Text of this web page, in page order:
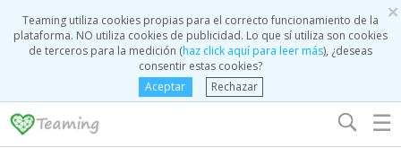
×
Teaming utiliza cookies propias para el correcto funcionamiento de la
plataforma. NO utiliza cookies de publicidad. Lo que sí utiliza son cookies
de terceros para la medición (haz click aquí para leer más), ¿deseas
consentir estas cookies?
Aceptar
Rechazar
☰